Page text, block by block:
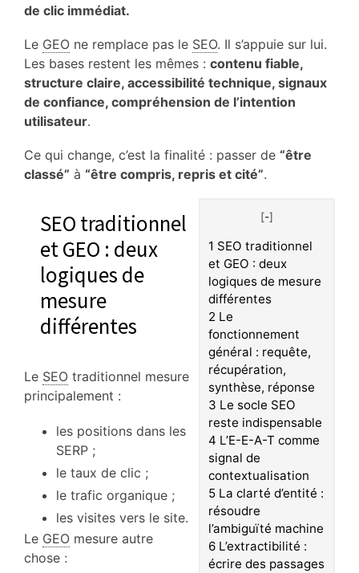
de clic immédiat.
Le GEO ne remplace pas le SEO. Il s’appuie sur lui.
Les bases restent les mêmes : contenu fiable,
structure claire, accessibilité technique, signaux
de confiance, compréhension de l’intention
utilisateur.
Ce qui change, c’est la finalité : passer de “être
classé” à “être compris, repris et cité”.
[-]
1 SEO traditionnel
et GEO : deux
logiques de mesure
différentes
2 Le
fonctionnement
général : requête,
récupération,
synthèse, réponse
3 Le socle SEO
reste indispensable
4 L’E-E-A-T comme
signal de
contextualisation
5 La clarté d’entité :
résoudre
l’ambiguïté machine
6 L’extractibilité :
écrire des passages
SEO traditionnel
et GEO : deux
logiques de
mesure
différentes
Le SEO traditionnel mesure
principalement :
les positions dans les
SERP ;
le taux de clic ;
le trafic organique ;
les visites vers le site.
Le GEO mesure autre
chose :